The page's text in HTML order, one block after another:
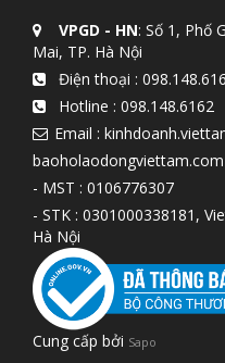
VPGD - HN: Số 1, Phố
Mai, TP. Hà Nội
Điện thoại :
Hotline : 098.148.6162
Email :
baoholaodongviettam.com
- MST : 0106776307
- STK : 0301000338181,
Hà Nội
Cung cấp bởi Sapo